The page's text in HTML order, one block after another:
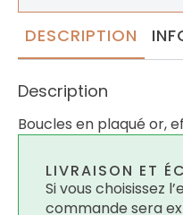
DESCRIPTION
Description
Boucles en plaqué or,
LIVRAISON ET
Si vous choisissez
commande sera